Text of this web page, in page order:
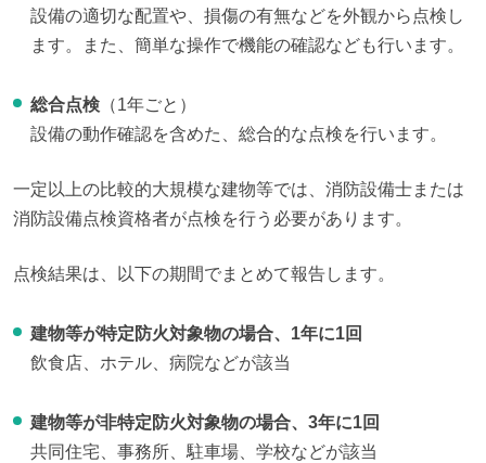
設備の適切な配置や、損傷の有無などを外観から点検し
ます。また、簡単な操作で機能の確認なども行います。
総合点検 （1年ごと）
設備の動作確認を含めた、総合的な点検を行います。
一定以上の比較的大規模な建物等では、消防設備士または
消防設備点検資格者が点検を行う必要があります。
点検結果は、以下の期間でまとめて報告します。
建物等が特定防火対象物の場合、1年に1回
飲食店、ホテル、病院などが該当
建物等が非特定防火対象物の場合、3年に1回
共同住宅、事務所、駐車場、学校などが該当